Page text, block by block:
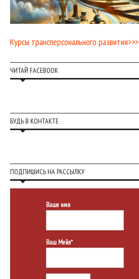
Курсы трансперсонального развития>>>
ЧИТАЙ FACEBOOK
БУДЬ В КОНТАКТЕ
ПОДПИШИСЬ НА РАССЫЛКУ
Ваше имя
Ваш Мейл*